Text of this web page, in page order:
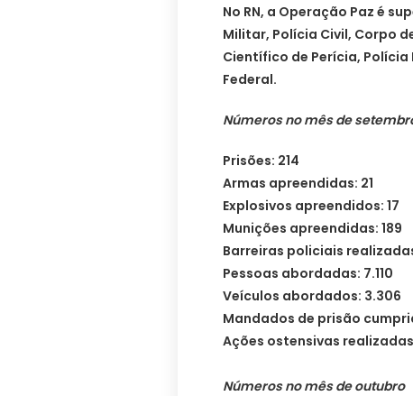
No RN, a Operação Paz é
Militar, Polícia Civil, Corpo
Científico de Perícia, Polícia
Federal.
Números no mês de
Prisões: 214
Armas apreendidas: 21
Explosivos apreendidos: 17
Munições apreendidas: 189
Barreiras policiais
Pessoas abordadas: 7.110
Veículos abordados: 3.306
Mandados de prisão
Ações ostensivas
Números no mês de outubro